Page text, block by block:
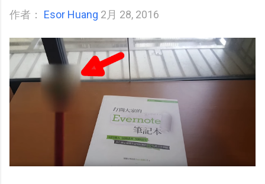
作者： Esor Huang 2月 28, 2016